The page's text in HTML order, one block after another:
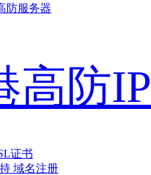
防服务器
高防IP
证书
域名注册